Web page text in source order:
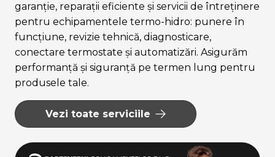
garanție, reparații eficiente și servicii de întreținere
pentru echipamentele termo-hidro: punere în
funcțiune, revizie tehnică, diagnosticare,
conectare termostate și automatizări. Asigurăm
performanță și siguranță pe termen lung pentru
produsele tale.
Vezi toate serviciile